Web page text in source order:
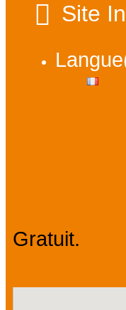
Site
Gratuit.